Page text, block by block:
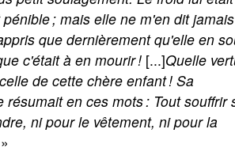
; mais elle ne m'en dit
que dernièrement qu'elle en
c'était à en mourir ! [...]Quelle
de cette chère enfant ! Sa
résumait en ces mots : Tout souffrir
ni pour le vêtement, ni pour la